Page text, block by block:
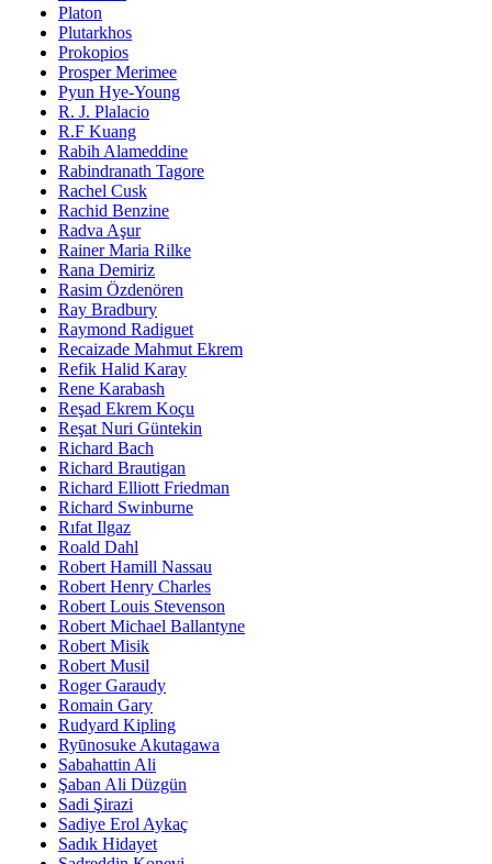
Platon
Plutarkhos
Prokopios
Prosper Merimee
Pyun Hye-Young
R. J. Plalacio
R.F Kuang
Rabih Alameddine
Rabindranath Tagore
Rachel Cusk
Rachid Benzine
Radva Aşur
Rainer Maria Rilke
Rana Demiriz
Rasim Özdenören
Ray Bradbury
Raymond Radiguet
Recaizade Mahmut Ekrem
Refik Halid Karay
Rene Karabash
Reşad Ekrem Koçu
Reşat Nuri Güntekin
Richard Bach
Richard Brautigan
Richard Elliott Friedman
Richard Swinburne
Rıfat Ilgaz
Roald Dahl
Robert Hamill Nassau
Robert Henry Charles
Robert Louis Stevenson
Robert Michael Ballantyne
Robert Misik
Robert Musil
Roger Garaudy
Romain Gary
Rudyard Kipling
Ryūnosuke Akutagawa
Sabahattin Ali
Şaban Ali Düzgün
Sadi Şirazi
Sadiye Erol Aykaç
Sadık Hidayet